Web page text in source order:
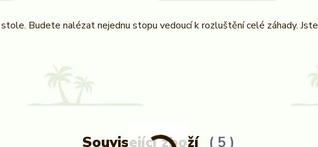
Budete nalézat nejednu stopu vedoucí k rozluštění celé záhady. Jste
Související zboží 5